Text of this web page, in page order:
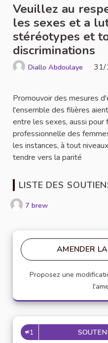
Veuillez au
les sexes et a
stéréotypes et
discriminations
Diallo Abdoulaye 31/
Promouvoir des mesures
l'ensemble des filières
entre les sexes, aussi
professionnelle des
les instances, à tout
tendre vers la parité
LISTE DES
7 brew
AMENDER
Proposez une
1